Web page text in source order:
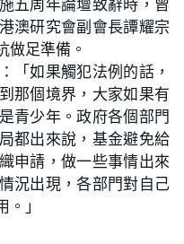
五周年論壇致辭時，曾
澳研究會副會長譚耀宗
做足準備。
「如果觸犯法例的話，
那個境界，大家如果有
青少年。政府各個部門
都出來說，基金避免給
申請，做一些事情出來
況出現，各部門對自己
」